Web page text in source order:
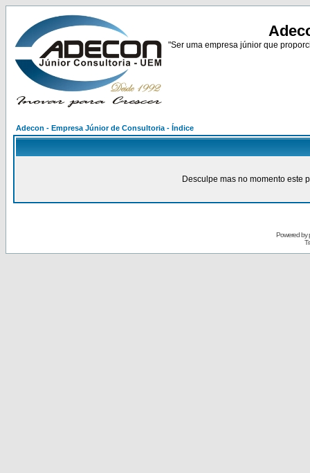
"Ser uma empresa júnior que
Adecon - Empresa Júnior de Consultoria - Índice
Desculpe mas no momento este
Powered by